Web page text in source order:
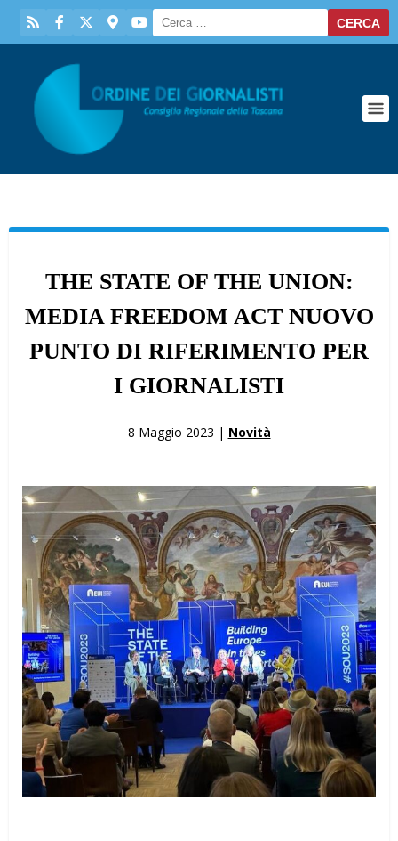
THE STATE OF THE UNION:
MEDIA FREEDOM ACT NUOVO
PUNTO DI RIFERIMENTO PER
I GIORNALISTI
8 Maggio 2023 | Novità